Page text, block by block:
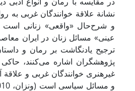
نشانة علاقة خوانندگان غربی به
و شرح‌حال «واقعی» زنانی است
عینی» مسائل زنان در ایران
ترجیح یادنگاشت بر رمان و
پژوهشگران اشاره می‌کنند، حاکی
غیرهنری خوانندگان غربی و علاقة